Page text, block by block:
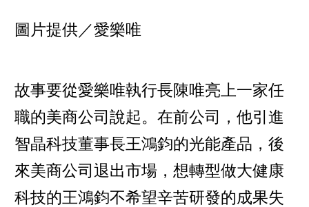
圖片提供／愛樂唯
故事要從愛樂唯執行長陳唯亮上一家任
職的美商公司說起。在前公司，他引進
智晶科技董事長王鴻鈞的光能產品，後
來美商公司退出市場，想轉型做大健康
科技的王鴻鈞不希望辛苦研發的成果失